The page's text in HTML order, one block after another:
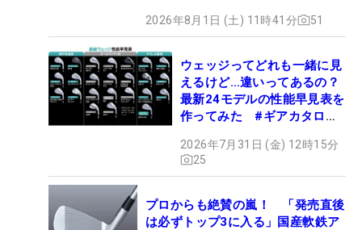
2026年8月1日 (土) 11時41分 51
ウェッジってどれも一緒に見
えるけど…違いってあるの？
最新24モデルの性能早見表を
作ってみた #ギアカタログ
2026年7月31日 (金) 12時15分
25
プロからも絶賛の嵐！ 「発売直後
は必ずトップ3に入る」国産軟鉄ア